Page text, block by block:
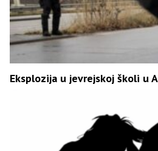
Eksplozija u jevrejskoj školi u